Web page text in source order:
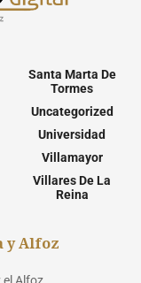
Santa Marta De
Tormes
Uncategorized
Universidad
Villamayor
Villares De La
Reina
y Alfoz